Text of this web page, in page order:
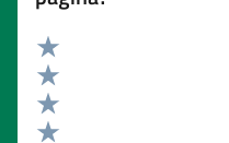
Valuta 5 stelle su 5
Valuta 4 stelle su 5
Valuta 3 stelle su 5